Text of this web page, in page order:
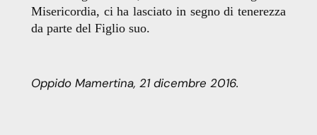
Misericordia, ci ha lasciato in segno di tenerezza
da parte del Figlio suo.
Oppido Mamertina, 21 dicembre 2016.